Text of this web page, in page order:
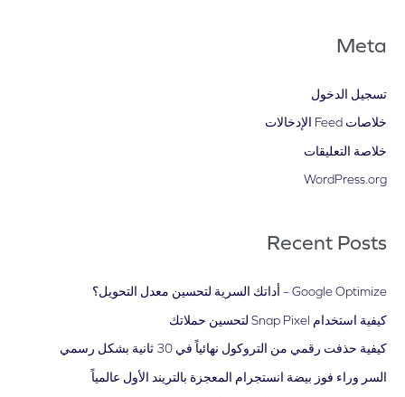
Meta
تسجيل الدخول
خلاصات Feed الإدخالات
خلاصة التعليقات
WordPress.org
Recent Posts
Google Optimize – أداتك السرية لتحسين معدل التحويل؟
كيفية استخدام Snap Pixel لتحسين حملاتك
كيفية حذفت رقمي من التروكول نهائياً في 30 ثانية بشكل رسمي
السر وراء فوز بيضة انستجرام المعجزة بالتريند الأول عالمياً